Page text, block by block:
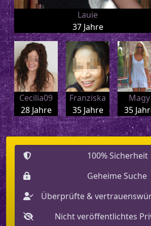
Lauie
37 Jahre
Cecilia09
28 Jahre
Franziska
35 Jahre
Magy
35
100% Sicherheit
Geheime Suche
Überprüfte &
Nicht veröffentlichtes